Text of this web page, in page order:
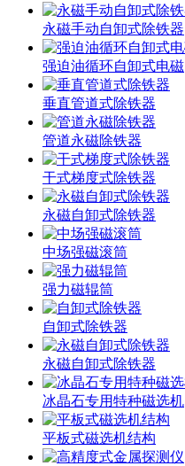
永磁手动自卸式除铁器
强迫油循环自卸式电磁
垂直管道式除铁器
管道永磁除铁器
干式梯度式除铁器
永磁自卸式除铁器
中场强磁滚筒
强力磁辊筒
自卸式除铁器
永磁自卸式除铁器
冰晶石专用特种磁选机
平板式磁选机结构